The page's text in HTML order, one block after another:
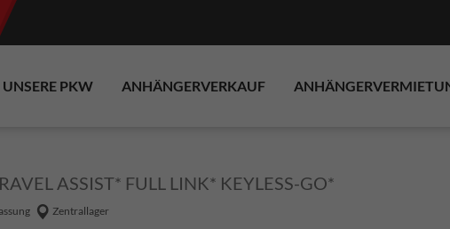
UNSERE PKW ANHÄNGERVERKAUF
ASSIST* FULL LINK* KEYLESS-GO*
Zentrallager